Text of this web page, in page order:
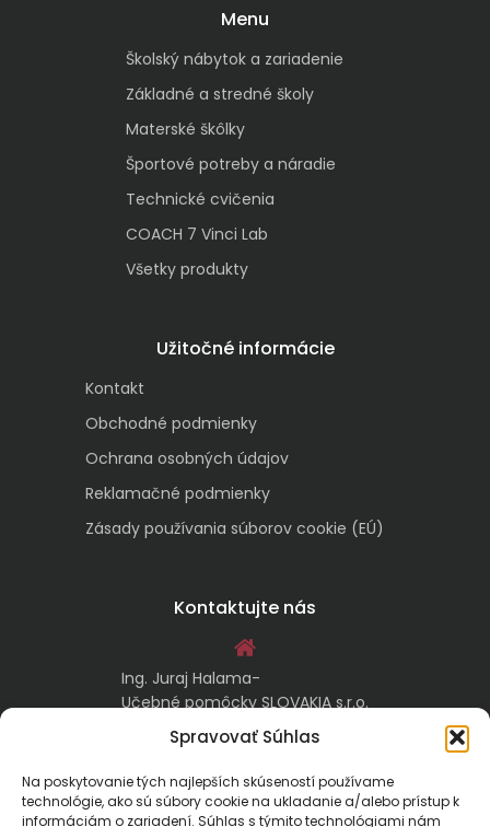
Spravovať Súhlas
Na poskytovanie tých najlepších skúseností používame
technológie, ako sú súbory cookie na ukladanie a/alebo prístup k
informáciám o zariadení. Súhlas s týmito technológiami nám
Menu
Školský nábytok a zariadenie
Základné a stredné školy
Materské škôlky
Športové potreby a náradie
Technické cvičenia
COACH 7 Vinci Lab
Všetky produkty
Užitočné informácie
Kontakt
Obchodné podmienky
Ochrana osobných údajov
Reklamačné podmienky
Zásady používania súborov cookie (EÚ)
Kontaktujte nás
Ing. Juraj Halama-
Učebné pomôcky SLOVAKIA s.r.o.
Malachovská 17/A
974 05 Banská Bystrica
kontakt@ucebnepomockyslovakia.sk